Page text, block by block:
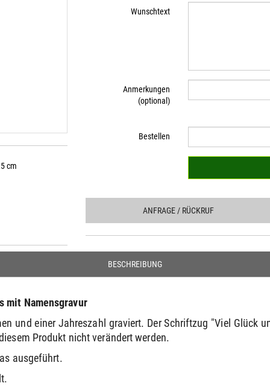
Wunschtext
Anmerkungen
(optional)
Bestellen
ANFRAGE / RÜCKRUF
cm
BESCHREIBUNG
mit Namensgravur
und einer Jahreszahl graviert. Der Schriftzug "Viel Glück
Produkt nicht verändert werden.
ausgeführt.